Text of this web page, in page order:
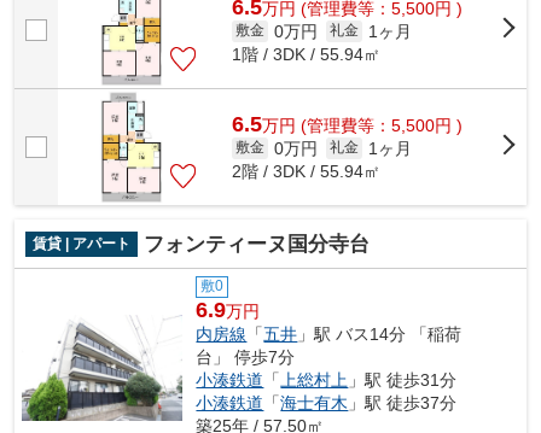
6.5万円 (管理費等：5,500円 )
敷金 0万円 礼金
1ヶ月
1階 / 3DK / 55.94㎡
6.5万円 (管理費等：5,500円 )
敷金 0万円 礼金
1ヶ月
2階 / 3DK / 55.94㎡
賃貸 | アパート フォンティーヌ国分寺台
敷0
6.9万円
内房線 「五井 」駅 バス14分 「稲荷
台」 停歩7分
小湊鉄道 「 上総村上 」駅 徒歩31分
小湊鉄道 「海士有木 」駅 徒歩37分
築25年 / 57.50㎡